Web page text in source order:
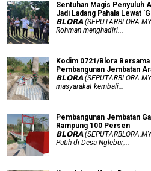
Sentuhan Magis Penyuluh
Jadi Ladang Pahala Lewat
𝗕𝗟𝗢𝗥𝗔
Rohman menghadiri...
Kodim 0721/Blora
Pembangunan Jembatan
𝗕𝗟𝗢𝗥𝗔
masyarakat kembali...
Pembangunan Jembatan
Rampung 100 Persen
𝗕𝗟𝗢𝗥𝗔
Putih di Desa Nglebur,...